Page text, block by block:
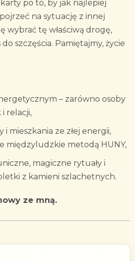
po to, by jak najlepiej
na sytuację z innej
wybrać tę właściwą drogę,
szczęścia. Pamiętajmy, życie
– zarówno osoby
relacji,
i mieszkania ze złej energii,
międzyludzkie metodą HUNY,
magiczne rytuały i
z kamieni szlachetnych.
ze mną.